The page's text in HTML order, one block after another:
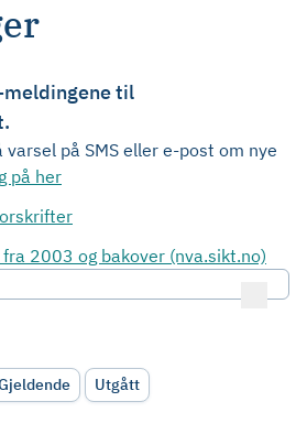
til
på SMS eller e-post om nye
på her
2003 og bakover (nva.sikt.no)
Gjeldende Utgått